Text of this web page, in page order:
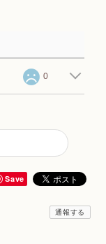
0
Save
通報する